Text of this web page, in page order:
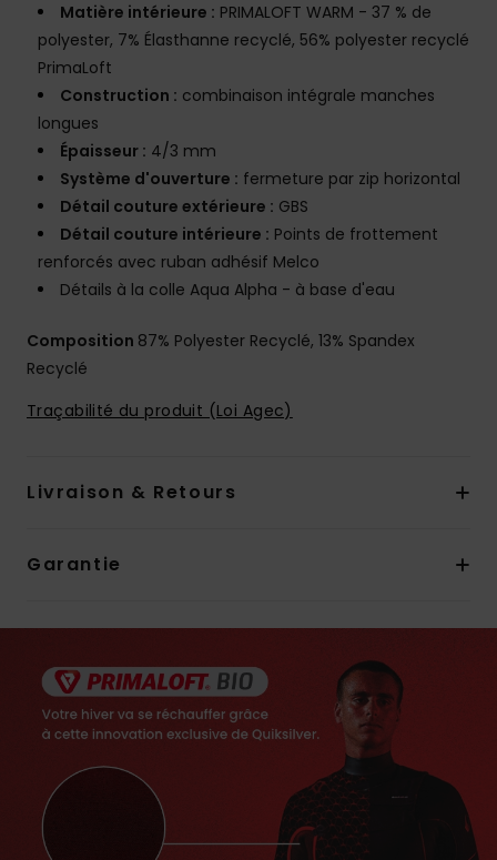
Matière intérieure : PRIMALOFT WARM - 37 % de
polyester, 7% Élasthanne recyclé, 56% polyester recyclé
PrimaLoft
Construction : combinaison intégrale manches
longues
Épaisseur : 4/3 mm
Système d'ouverture : fermeture par zip horizontal
Détail couture extérieure : GBS
Détail couture intérieure : Points de frottement
renforcés avec ruban adhésif Melco
Détails à la colle Aqua Alpha - à base d'eau
Composition 87% Polyester Recyclé, 13% Spandex
Recyclé
Traçabilité du produit (Loi Agec)
Livraison & Retours
Garantie